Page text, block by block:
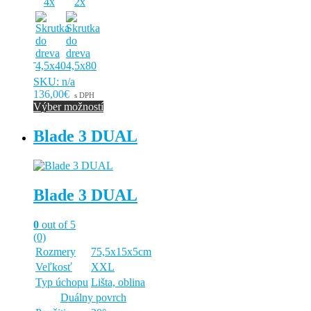
SKU: n/a
136,00€ s DPH
Výber možností
produkt
má
variantov.
si
môžete
vybrať
na
stránke
produktu.
Blade 3 DUAL
Blade 3 DUAL
0 out of 5
(0)
Rozmery
75,5x15x5cm
Veľkosť
XXL
Typ úchopu Lišta, oblina
Duálny povrch